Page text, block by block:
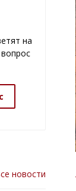
на
новости